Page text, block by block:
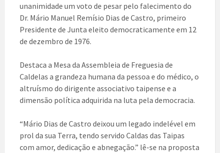
unanimidade um voto de pesar pelo falecimento do
Dr. Mário Manuel Remísio Dias de Castro, primeiro
Presidente de Junta eleito democraticamente em 12
de dezembro de 1976.
Destaca a Mesa da Assembleia de Freguesia de
Caldelas a grandeza humana da pessoa e do médico, o
altruísmo do dirigente associativo taipense e a
dimensão política adquirida na luta pela democracia.
“Mário Dias de Castro deixou um legado indelével em
prol da sua Terra, tendo servido Caldas das Taipas
com amor, dedicação e abnegação.” lê-se na proposta